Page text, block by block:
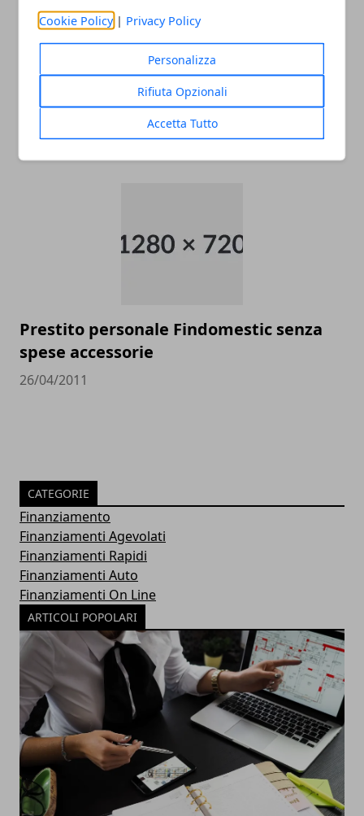
Cookie Policy | Privacy Policy
Personalizza
Rifiuta Opzionali
Accetta Tutto
Finanziamento personale flessibile
Prestito Versatilo
Prestito personale Findomestic senza
spese accessorie
26/04/2011
CATEGORIE
Finanziamento
Finanziamenti Agevolati
Finanziamenti Rapidi
Finanziamenti Auto
Finanziamenti On Line
ARTICOLI POPOLARI